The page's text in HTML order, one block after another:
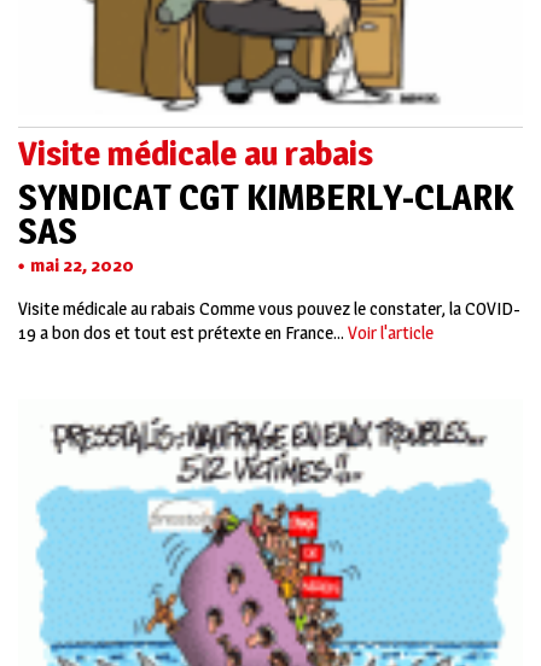
Visite médicale au rabais
SYNDICAT CGT KIMBERLY-CLARK
SAS
mai 22, 2020
Visite médicale au rabais Comme vous pouvez le constater, la COVID-
19 a bon dos et tout est prétexte en France... Voir l'article